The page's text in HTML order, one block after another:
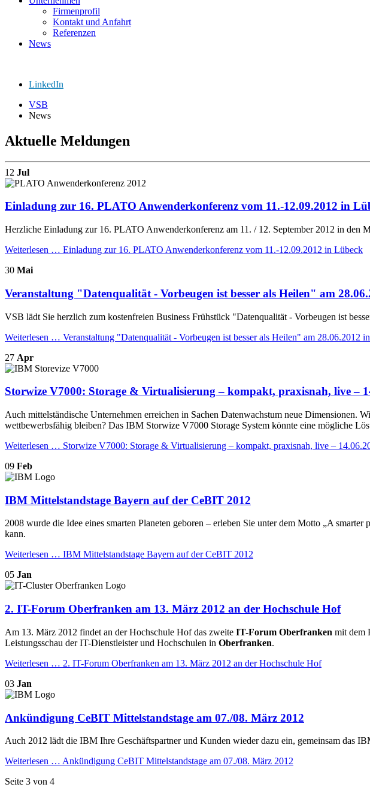
Firmenprofil
Kontakt und Anfahrt
Referenzen
News
LinkedIn
VSB
News
Aktuelle Meldungen
12 Jul
Einladung zur 16. PLATO Anwenderkonferenz vom 11.-12.09.2012 in
Herzliche Einladung zur 16. PLATO Anwenderkonferenz am 11. / 12. September 2012 in den
Weiterlesen … Einladung zur 16. PLATO Anwenderkonferenz vom 11.-12.09.2012 in Lübeck
30 Mai
Veranstaltung "Datenqualität - Vorbeugen ist besser als Heilen" am
VSB lädt Sie herzlich zum kostenfreien Business Frühstück "Datenqualität - Vorbeugen ist
Weiterlesen … Veranstaltung "Datenqualität - Vorbeugen ist besser als Heilen" am 28.06.2012
27 Apr
Storwize V7000: Storage & Virtualisierung – kompakt, praxisnah, live –
Auch mittelständische Unternehmen erreichen in Sachen Datenwachstum neue Dimensionen.
wettbewerbsfähig bleiben? Das IBM Storwize V7000 Storage System könnte eine mögliche
Weiterlesen … Storwize V7000: Storage & Virtualisierung – kompakt, praxisnah, live –
09 Feb
IBM Mittelstandstage Bayern auf der CeBIT 2012
2008 wurde die Idee eines smarten Planeten geboren – erleben Sie unter dem Motto „A
kann.
Weiterlesen … IBM Mittelstandstage Bayern auf der CeBIT 2012
05 Jan
2. IT-Forum Oberfranken am 13. März 2012 an der Hochschule Hof
Am 13. März 2012 findet an der Hochschule Hof das zweite IT-Forum Oberfranken mit dem
Leistungsschau der IT-Dienstleister und Hochschulen in Oberfranken.
Weiterlesen … 2. IT-Forum Oberfranken am 13. März 2012 an der Hochschule Hof
03 Jan
Ankündigung CeBIT Mittelstandstage am 07./08. März 2012
Auch 2012 lädt die IBM Ihre Geschäftspartner und Kunden wieder dazu ein, gemeinsam das
Weiterlesen … Ankündigung CeBIT Mittelstandstage am 07./08. März 2012
Seite 3 von 4